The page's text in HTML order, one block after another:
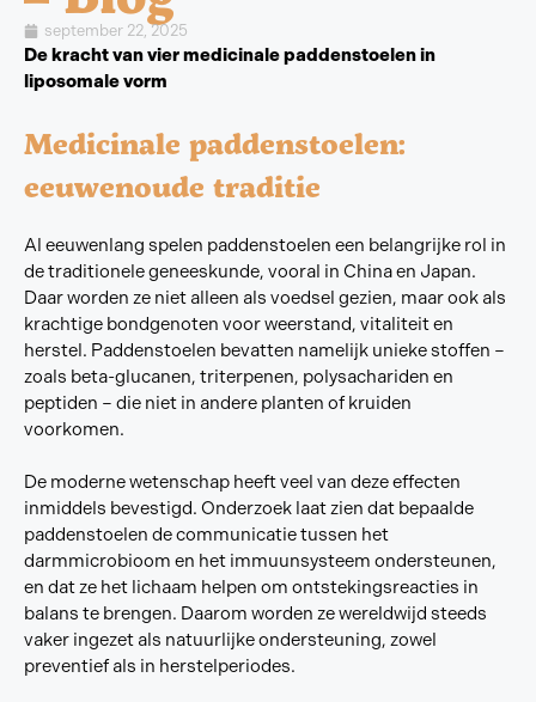
september 22, 2025
De kracht van vier medicinale paddenstoelen in
liposomale vorm
Medicinale paddenstoelen:
eeuwenoude traditie
Al eeuwenlang spelen paddenstoelen een belangrijke rol in
de traditionele geneeskunde, vooral in China en Japan.
Daar worden ze niet alleen als voedsel gezien, maar ook als
krachtige bondgenoten voor weerstand, vitaliteit en
herstel. Paddenstoelen bevatten namelijk unieke stoffen –
zoals beta-glucanen, triterpenen, polysachariden en
peptiden – die niet in andere planten of kruiden
voorkomen.
De moderne wetenschap heeft veel van deze effecten
inmiddels bevestigd. Onderzoek laat zien dat bepaalde
paddenstoelen de communicatie tussen het
darmmicrobioom en het immuunsysteem ondersteunen,
en dat ze het lichaam helpen om ontstekingsreacties in
balans te brengen. Daarom worden ze wereldwijd steeds
vaker ingezet als natuurlijke ondersteuning, zowel
preventief als in herstelperiodes.